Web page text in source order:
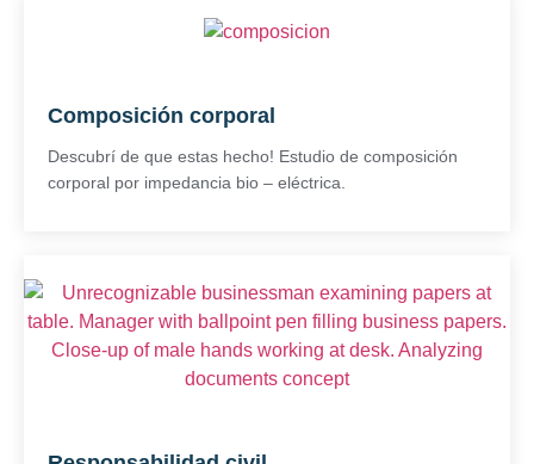
Composición corporal
Descubrí de que estas hecho! Estudio de composición
corporal por impedancia bio – eléctrica.